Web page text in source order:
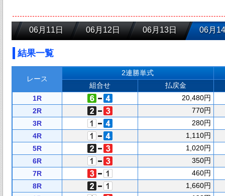
06月11日 06月12日 06月13日 06月
結果一覧
レース
2連勝単式
組合せ
払戻金
1R
20,480円
2R
770円
3R
280円
4R
1,110円
5R
1,020円
6R
350円
7R
460円
8R
1,660円